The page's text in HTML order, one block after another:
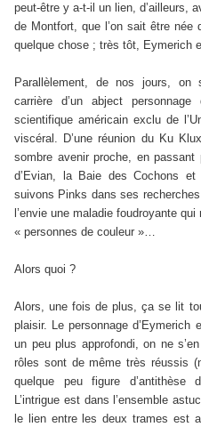
peut-être y a-t-il un lien, d’ailleurs,
de Montfort, que l’on sait être
quelque chose ; très tôt, Eymerich
Parallèlement, de nos jours, on
carrière d’un abject
scientifique américain exclu de
viscéral. D’une réunion du Ku
sombre avenir proche, en passant
d’Evian, la Baie des Cochons
suivons Pinks dans ses
l’envie une maladie foudroyante
« personnes de couleur »…
Alors quoi ?
Alors, une fois de plus, ça se lit
plaisir. Le personnage
un peu plus approfondi, on ne
rôles sont de même très réussis
quelque peu figure d’antithèse
L’intrigue est dans l’ensemble
le lien entre les deux trames est